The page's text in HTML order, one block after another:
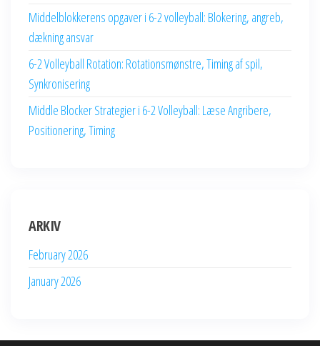
Middelblokkerens opgaver i 6-2 volleyball: Blokering, angreb,
dækning ansvar
6-2 Volleyball Rotation: Rotationsmønstre, Timing af spil,
Synkronisering
Middle Blocker Strategier i 6-2 Volleyball: Læse Angribere,
Positionering, Timing
ARKIV
February 2026
January 2026